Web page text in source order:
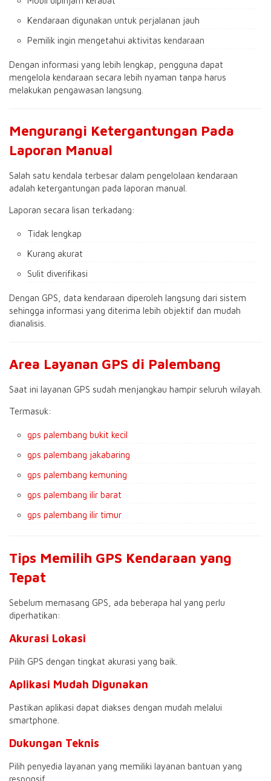
Kendaraan digunakan untuk perjalanan jauh
Pemilik ingin mengetahui aktivitas kendaraan
Dengan informasi yang lebih lengkap, pengguna dapat
mengelola kendaraan secara lebih nyaman tanpa harus
melakukan pengawasan langsung.
Mengurangi Ketergantungan Pada
Laporan Manual
Salah satu kendala terbesar dalam pengelolaan kendaraan
adalah ketergantungan pada laporan manual.
Laporan secara lisan terkadang:
Tidak lengkap
Kurang akurat
Sulit diverifikasi
Dengan GPS, data kendaraan diperoleh langsung dari sistem
sehingga informasi yang diterima lebih objektif dan mudah
dianalisis.
Area Layanan GPS di Palembang
Saat ini layanan GPS sudah menjangkau hampir seluruh wilayah.
Termasuk:
gps palembang bukit kecil
gps palembang jakabaring
gps palembang kemuning
gps palembang ilir barat
gps palembang ilir timur
Tips Memilih GPS Kendaraan yang
Tepat
Sebelum memasang GPS, ada beberapa hal yang perlu
diperhatikan:
Akurasi Lokasi
Pilih GPS dengan tingkat akurasi yang baik.
Aplikasi Mudah Digunakan
Pastikan aplikasi dapat diakses dengan mudah melalui
smartphone.
Dukungan Teknis
Pilih penyedia layanan yang memiliki layanan bantuan yang
responsif.